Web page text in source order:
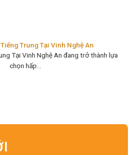
Trung Tại Vinh Nghệ An
Tại Vinh Nghệ An đang trở thành lựa
chọn hấp...